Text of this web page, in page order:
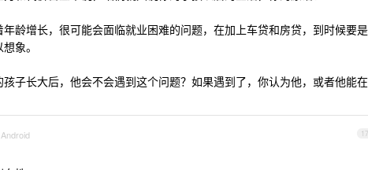
龄增长，很可能会面临就业困难的问题，在加上车贷和房贷，到时候要是
象。
子长大后，他会不会遇到这个问题？如果遇到了，你认为他，或者他能在
17